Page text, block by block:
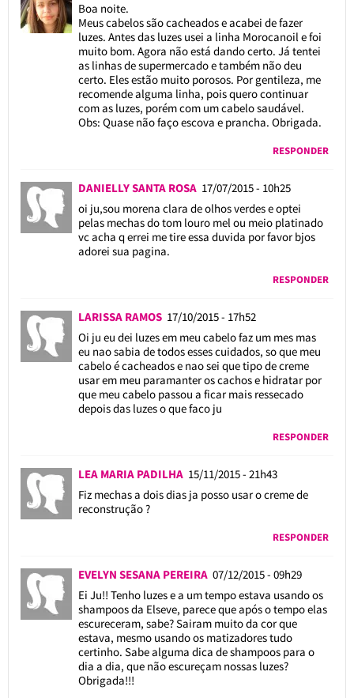
Boa noite.
Meus cabelos são cacheados e acabei de fazer
luzes. Antes das luzes usei a linha Morocanoil e foi
muito bom. Agora não está dando certo. Já tentei
as linhas de supermercado e também não deu
certo. Eles estão muito porosos. Por gentileza, me
recomende alguma linha, pois quero continuar
com as luzes, porém com um cabelo saudável.
Obs: Quase não faço escova e prancha. Obrigada.
RESPONDER
DANIELLY SANTA ROSA 17/07/2015 - 10h25
oi ju,sou morena clara de olhos verdes e optei
pelas mechas do tom louro mel ou meio platinado
vc acha q errei me tire essa duvida por favor bjos
adorei sua pagina.
RESPONDER
LARISSA RAMOS 17/10/2015 - 17h52
Oi ju eu dei luzes em meu cabelo faz um mes mas
eu nao sabia de todos esses cuidados, so que meu
cabelo é cacheados e nao sei que tipo de creme
usar em meu paramanter os cachos e hidratar por
que meu cabelo passou a ficar mais ressecado
depois das luzes o que faco ju
RESPONDER
LEA MARIA PADILHA 15/11/2015 - 21h43
Fiz mechas a dois dias ja posso usar o creme de
reconstrução ?
RESPONDER
EVELYN SESANA PEREIRA 07/12/2015 - 09h29
Ei Ju!! Tenho luzes e a um tempo estava usando os
shampoos da Elseve, parece que após o tempo elas
escureceram, sabe? Sairam muito da cor que
estava, mesmo usando os matizadores tudo
certinho. Sabe alguma dica de shampoos para o
dia a dia, que não escureçam nossas luzes?
Obrigada!!!